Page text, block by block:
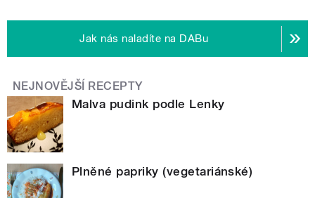
Jak nás naladíte na DABu
NEJNOVĚJŠÍ RECEPTY
Malva pudink podle Lenky
Plněné papriky (vegetariánské)